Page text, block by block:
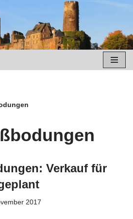
Verkauf für
2017